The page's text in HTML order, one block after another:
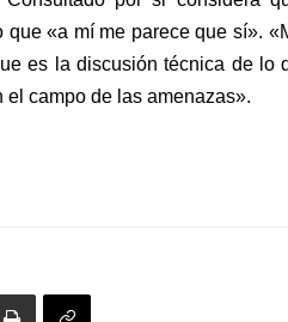
«a mí me parece que sí».
es la discusión técnica de lo
campo de las amenazas».